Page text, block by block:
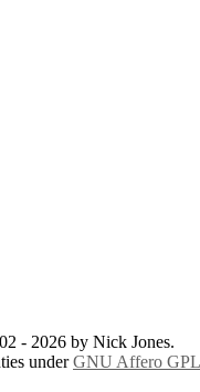
- 2026 by Nick Jones.
underGNU Affero GPL